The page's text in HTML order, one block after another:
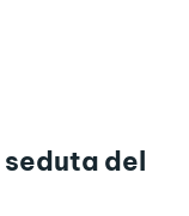
del